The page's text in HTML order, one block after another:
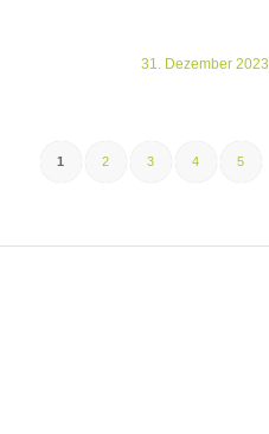
31. Dezember 2023
/
1 2 3 4 5